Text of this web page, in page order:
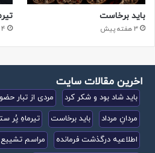
باید برخاست
3 هفته پیش 4 هفته پیش
اخرین مقالات سایت
باید شاد بود و شکر کرد مردی از تبار
مردانِ مرداد
باید برخاست
تیرماهِ پُر
اطلاعیه درگذشت فرمانده
مراسم